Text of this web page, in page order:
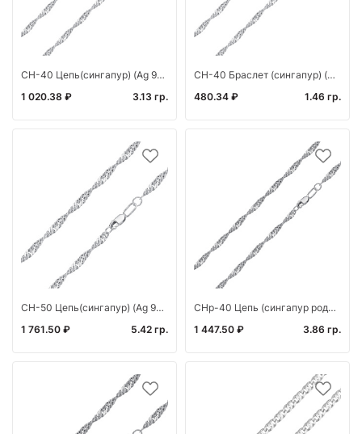
СН-40 Цепь(сингапур) (Ag 925*)
1 020.38 ₽
3.13 гр.
СН-40 Браслет (сингапур) (Ag 925)
480.34 ₽
1.46 гр.
СН-50 Цепь(сингапур) (Ag 925)
1 761.50 ₽
5.42 гр.
СНр-40 Цепь (сингапур родированный) (Ag 925)
1 447.50 ₽
3.86 гр.